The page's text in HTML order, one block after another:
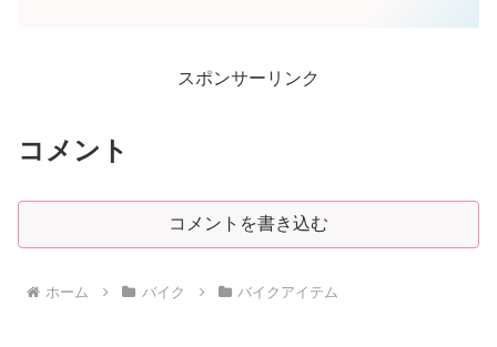
スポンサーリンク
コメント
コメントを書き込む
ホーム バイク バイクアイテム